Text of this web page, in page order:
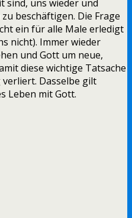
sind, uns wieder und
beschäftigen. Die Frage
ein für alle Male erledigt
nicht). Immer wieder
und Gott um neue,
diese wichtige Tatsache
Dasselbe gilt
Leben mit Gott.